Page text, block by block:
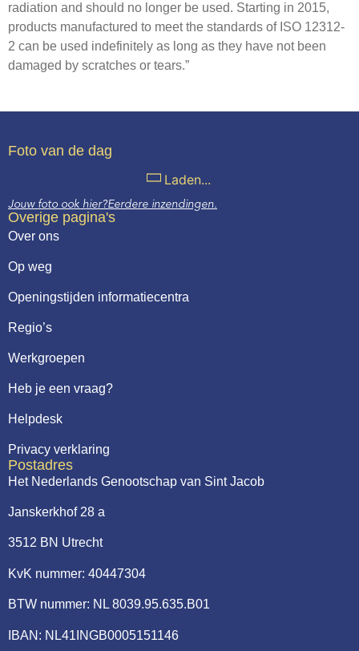
radiation and should no longer be used. Starting in 2015,
products manufactured to meet the standards of ISO 12312-
2 can be used indefinitely as long as they have not been
damaged by scratches or tears.”
Foto van de dag
Laden...
Jouw foto ook hier?Eerdere inzendingen.
Overige pagina's
Over ons
Op weg
Openingstijden informatiecentra
Regio’s
Werkgroepen
Heb je een vraag?
Helpdesk
Privacy verklaring
Postadres
Het Nederlands Genootschap van Sint Jacob
Janskerkhof 28 a
3512 BN Utrecht
KvK nummer: 40447304
BTW nummer: NL 8039.95.635.B01
IBAN: NL41INGB0005151146